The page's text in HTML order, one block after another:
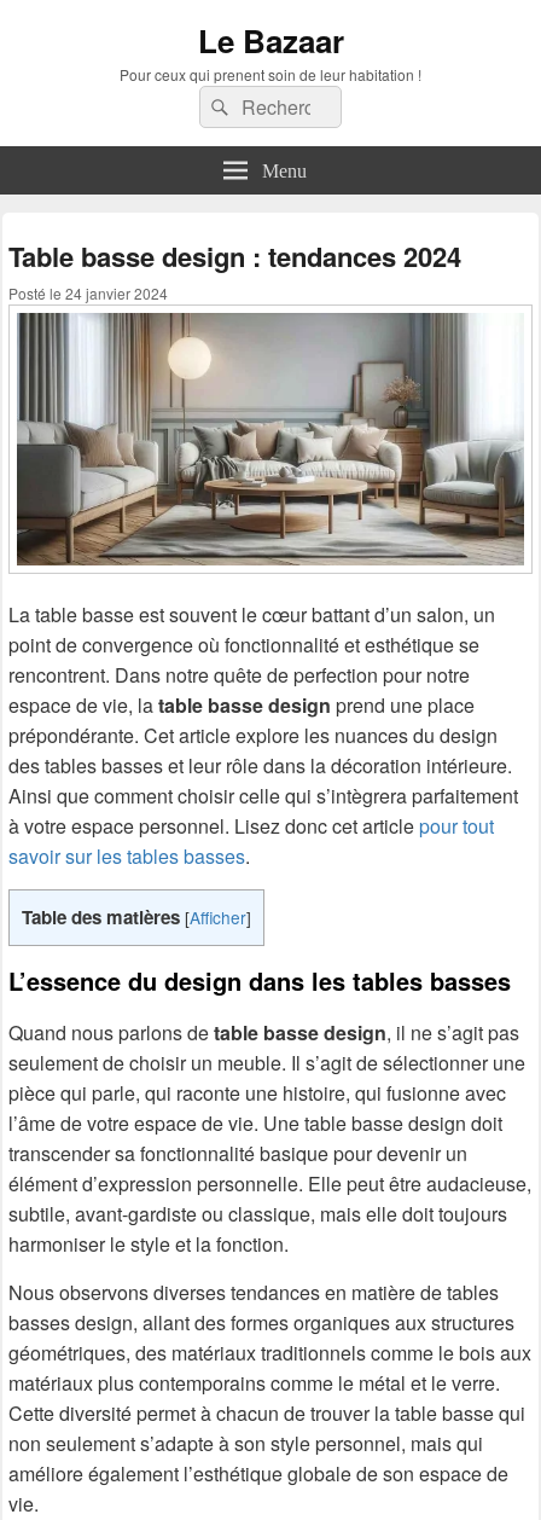
Le Bazaar
Pour ceux qui prenent soin de leur habitation !
Recherche :
Rechercher
Menu
Table basse design : tendances 2024
Posté le 24 janvier 2024
La table basse est souvent le cœur battant d’un salon, un
point de convergence où fonctionnalité et esthétique se
rencontrent. Dans notre quête de perfection pour notre
espace de vie, latable basse design prend une place
prépondérante. Cet article explore les nuances du design
des tables basses et leur rôle dans la décoration intérieure.
Ainsi que comment choisir celle qui s’intègrera parfaitement
à votre espace personnel. Lisez donc cet articlepour tout
savoir sur les tables basses.
Table des matières [Afficher]
L’essence du design dans les tables basses
Quand nous parlons detable basse design, il ne s’agit pas
seulement de choisir un meuble. Il s’agit de sélectionner une
pièce qui parle, qui raconte une histoire, qui fusionne avec
l’âme de votre espace de vie. Une table basse design doit
transcender sa fonctionnalité basique pour devenir un
élément d’expression personnelle. Elle peut être audacieuse,
subtile, avant-gardiste ou classique, mais elle doit toujours
harmoniser le style et la fonction.
Nous observons diverses tendances en matière de tables
basses design, allant des formes organiques aux structures
géométriques, des matériaux traditionnels comme le bois aux
matériaux plus contemporains comme le métal et le verre.
Cette diversité permet à chacun de trouver la table basse qui
non seulement s’adapte à son style personnel, mais qui
améliore également l’esthétique globale de son espace de
vie.